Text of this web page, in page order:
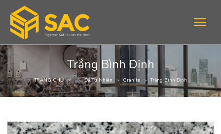
Trắng Bình Định
TRANG CHỦ > > Đá Tự Nhiên > Granite > Trắng Bình Định